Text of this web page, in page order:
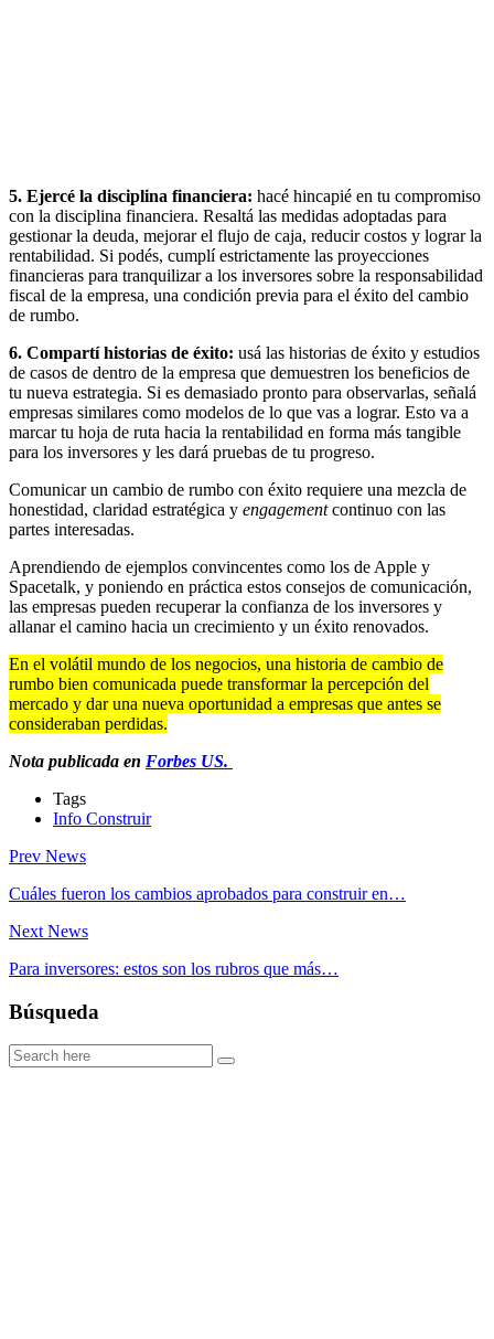
5. Ejercé la disciplina financiera: hacé hincapié en tu compromiso
con la disciplina financiera. Resaltá las medidas adoptadas para
gestionar la deuda, mejorar el flujo de caja, reducir costos y lograr la
rentabilidad. Si podés, cumplí estrictamente las proyecciones
financieras para tranquilizar a los inversores sobre la responsabilidad
fiscal de la empresa, una condición previa para el éxito del cambio
de rumbo.
6. Compartí historias de éxito: usá las historias de éxito y estudios
de casos de dentro de la empresa que demuestren los beneficios de
tu nueva estrategia. Si es demasiado pronto para observarlas, señalá
empresas similares como modelos de lo que vas a lograr. Esto va a
marcar tu hoja de ruta hacia la rentabilidad en forma más tangible
para los inversores y les dará pruebas de tu progreso.
Comunicar un cambio de rumbo con éxito requiere una mezcla de
honestidad, claridad estratégica y engagementcontinuo con las
partes interesadas.
Aprendiendo de ejemplos convincentes como los de Apple y
Spacetalk, y poniendo en práctica estos consejos de comunicación,
las empresas pueden recuperar la confianza de los inversores y
allanar el camino hacia un crecimiento y un éxito renovados.
En el volátil mundo de los negocios, una historia de cambio de
rumbo bien comunicada puede transformar la percepción del
mercado y dar una nueva oportunidad a empresas que antes se
consideraban perdidas.
Nota publicada en Forbes US.
Tags
Info Construir
Prev News
Cuáles fueron los cambios aprobados para construir en…
Next News
Para inversores: estos son los rubros que más…
Búsqueda